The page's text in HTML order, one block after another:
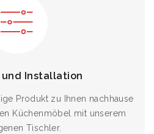
Installation
Produkt zu Ihnen nachhause
Küchenmöbel mit unserem
Tischler.